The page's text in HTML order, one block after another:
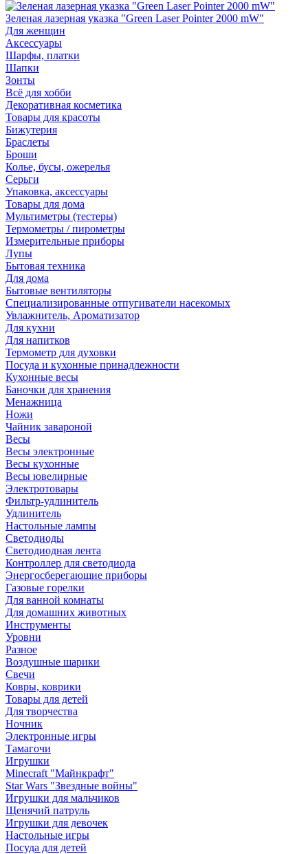
Зеленая лазерная указка "Green Laser Pointer 2000 mW"
Для женщин
Аксессуары
Шарфы, платки
Шапки
Зонты
Всё для хобби
Декоративная косметика
Товары для красоты
Бижутерия
Браслеты
Броши
Колье, бусы, ожерелья
Серьги
Упаковка, аксессуары
Товары для дома
Мультиметры (тестеры)
Термометры / пирометры
Измерительные приборы
Лупы
Бытовая техника
Для дома
Бытовые вентиляторы
Специализированные отпугиватели насекомых
Увлажнитель, Ароматизатор
Для кухни
Для напитков
Термометр для духовки
Посуда и кухонные принадлежности
Кухонные весы
Баночки для хранения
Менажница
Ножи
Чайник завароной
Весы
Весы электронные
Весы кухонные
Весы ювелирные
Электротовары
Фильтр-удлинитель
Удлинитель
Настольные лампы
Светодиоды
Светодиодная лента
Контроллер для светодиода
Энергосберегающие приборы
Газовые горелки
Для ванной комнаты
Для домашних животных
Инструменты
Уровни
Разное
Воздушные шарики
Свечи
Ковры, коврики
Товары для детей
Для творчества
Ночник
Электронные игры
Тамагочи
Игрушки
Minecraft "Майнкрафт"
Star Wars "Звездные войны"
Игрушки для мальчиков
Щенячий патруль
Игрушки для девочек
Настольные игры
Посуда для детей